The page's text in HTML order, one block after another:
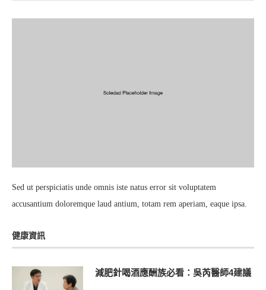
Sed ut perspiciatis unde omnis iste natus error sit voluptatem
accusantium doloremque laud antium, totam rem aperiam, eaque ipsa.
健康資訊
減肥針喝酒應酬族必看：吳芮醫師4建議